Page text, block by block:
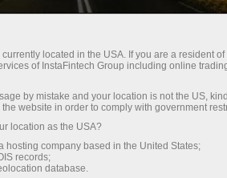
located in the USA. If you are a resident
of InstaFintech Group including online
by mistake and your location is not the US,
website in order to comply with government
location as the USA?
hosting company based in the United States;
records;
database.